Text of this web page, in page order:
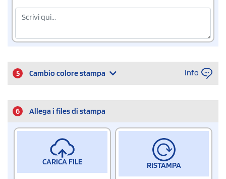
5 Cambio colore stampa Info
6 Allega i files di stampa
CARICA FILE RISTAMPA